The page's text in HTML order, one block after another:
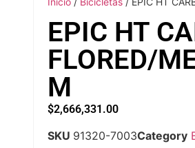
EPIC HT
FLORED/
M
$2,666,331.00
SKU 91320-7003Category